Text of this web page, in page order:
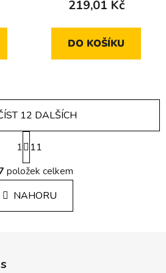
219,01 Kč
DO KOŠÍKU
O
v
l
á
d
12 DALŠÍCH
S
t
r
á
n
k
1
11
položek celkem
NAHORU